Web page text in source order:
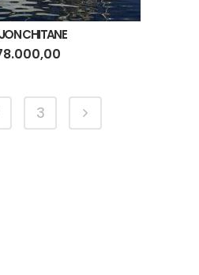
CHITANE
3